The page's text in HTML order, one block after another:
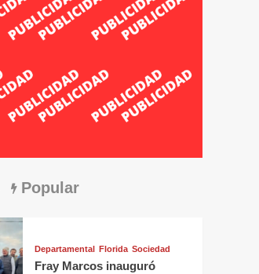
Popular
Departamental Florida Sociedad
Fray Marcos inauguró